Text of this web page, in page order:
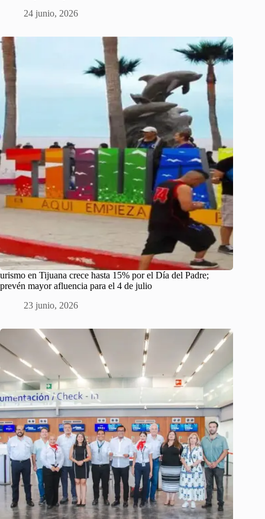
24 junio, 2026
urismo en Tijuana crece hasta 15% por el Día del Padre;
prevén mayor afluencia para el 4 de julio
23 junio, 2026